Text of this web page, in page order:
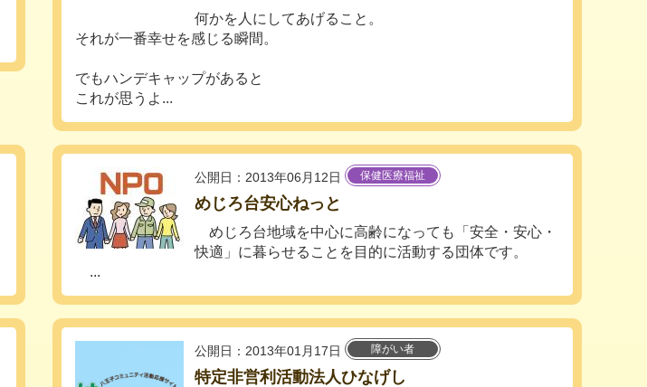
何かを人にしてあげること。
それが一番幸せを感じる瞬間。
でもハンデキャップがあると
これが思うよ...
公開日：2013年06月12日 保健医療福祉
めじろ台安心ねっと
めじろ台地域を中心に高齢になっても「安全・安心・
快適」に暮らせることを目的に活動する団体です。
...
公開日：2013年01月17日 障がい者
特定非営利活動法人ひなげし